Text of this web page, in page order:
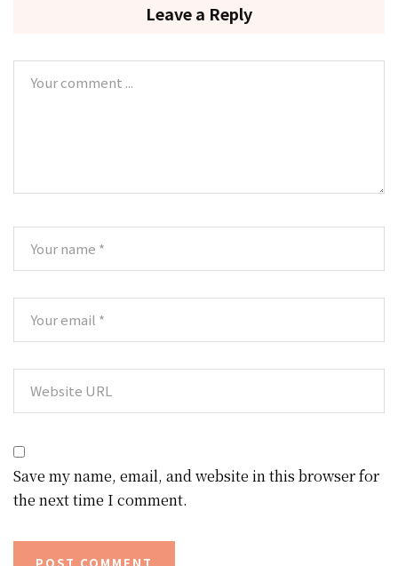
Leave a Reply
Save my name, email, and website in this browser for
the next time I comment.